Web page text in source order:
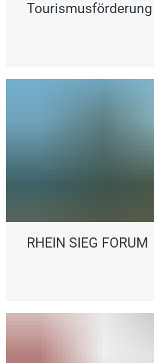
Tourismusförderung
RHEIN SIEG FORUM